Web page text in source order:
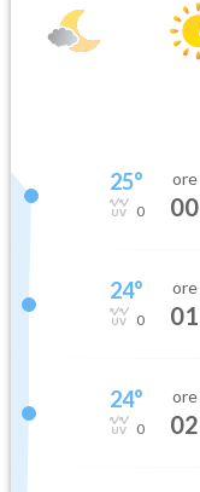
25°
0
ore
00
24°
0
ore
01
24°
0
ore
02